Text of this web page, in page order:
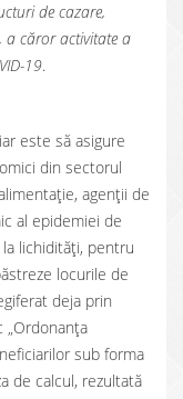
de cazare,
a căror activitate a
19.
este să asigure
din sectorul
agenţii de
al epidemiei de
lichidităţi, pentru
locurile de
deja prin
„Ordonanța
sub forma
de calcul, rezultată